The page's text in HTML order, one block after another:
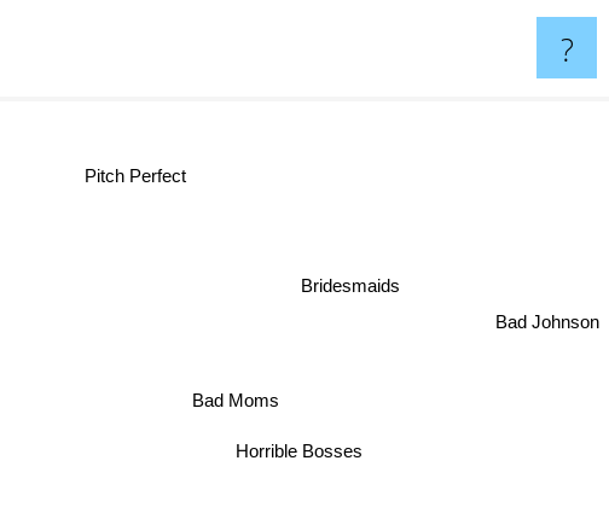
?
Horrible Bosses
Bad Moms
Bridesmaids
Pitch Perfect
Bad Johnson